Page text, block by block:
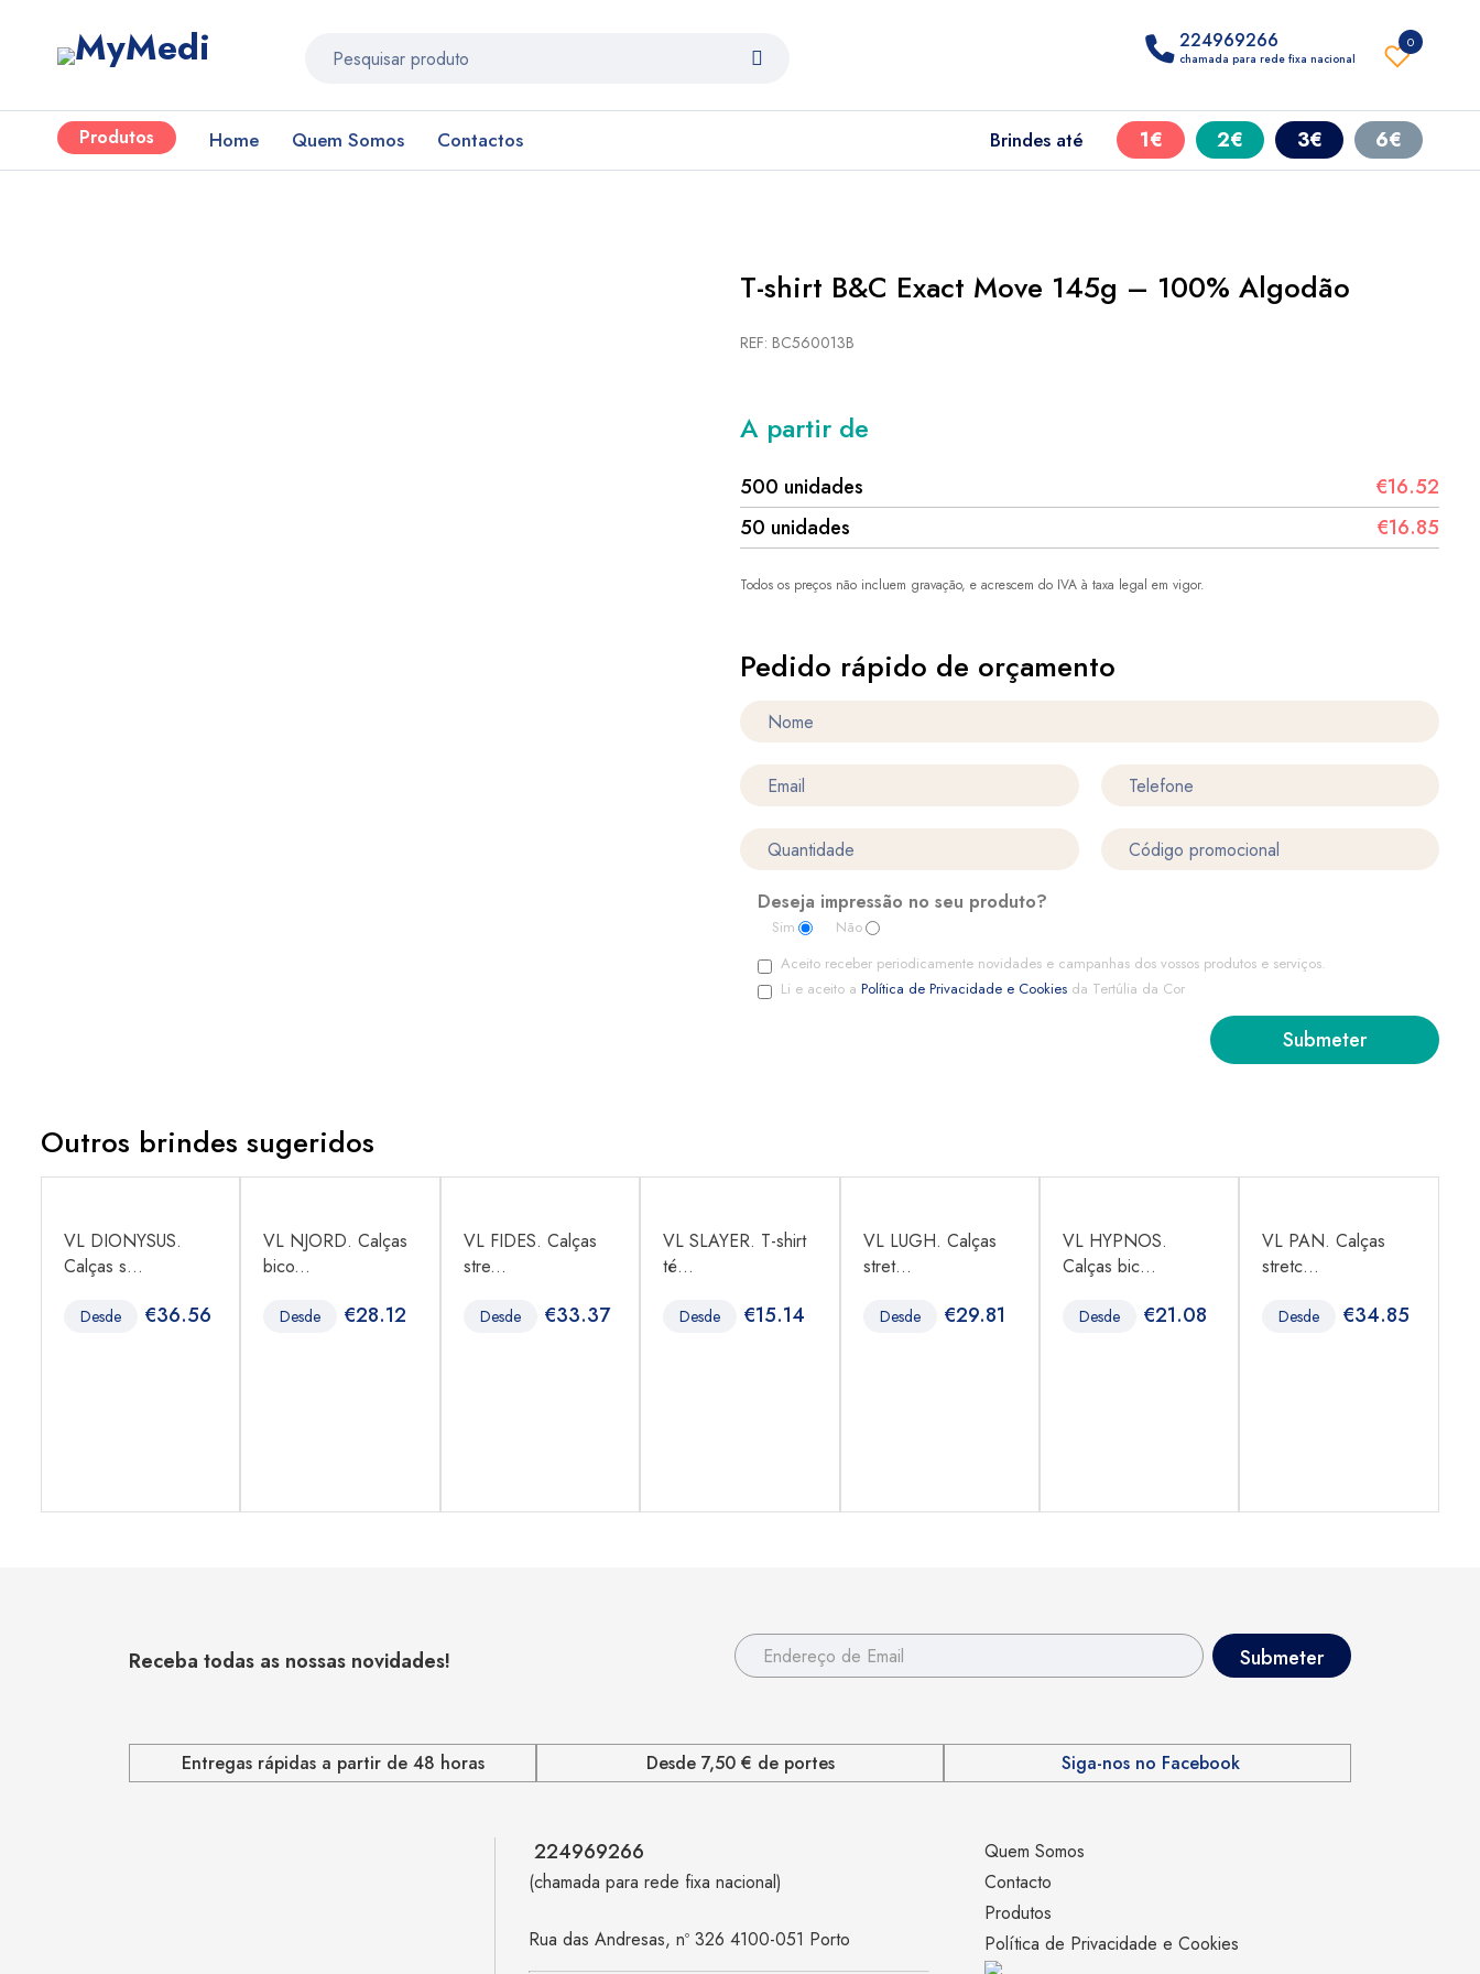
0
224969266
chamada para rede fixa nacional
Produtos Home Quem Somos Contactos Brindes até 1€ 2€ 3€ 6€
T-shirt B&C Exact Move 145g – 100% Algodão
REF: BC560013B
A partir de
500 unidades
€16.52
50 unidades
€16.85
Todos os preços não incluem gravação, e acrescem do IVA à taxa legal em vigor.
Pedido rápido de orçamento
Deseja impressão no seu produto?
Sim
Não
Aceito receber periodicamente novidades e campanhas dos vossos produtos e serviços.
Li e aceito a Política de Privacidade e Cookies da Tertúlia da Cor
Outros brindes sugeridos
VL DIONYSUS.
Calças s...
Desde €36.56
VL NJORD. Calças
bico...
Desde €28.12
VL FIDES. Calças
stre...
Desde €33.37
VL SLAYER. T-shirt
té...
Desde €15.14
VL LUGH. Calças
stret...
Desde €29.81
VL HYPNOS.
Calças bic...
Desde €21.08
VL PAN. Calças
stretc...
Desde €34.85
Receba todas as nossas novidades!
Entregas rápidas a partir de 48 horas Desde 7,50 € de portes Siga-nos no Facebook
224969266
(chamada para rede fixa nacional)
Rua das Andresas, nº 326 4100-051 Porto
Quem Somos
Contacto
Produtos
Política de Privacidade e Cookies